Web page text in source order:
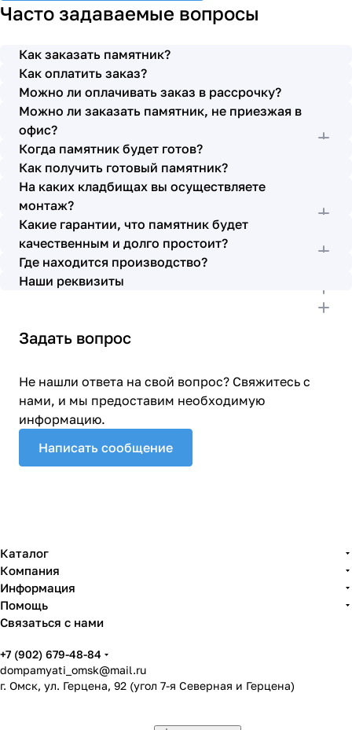
без нареканий с нашей стороны, все наши
просьбы учтены. В первое наше обращение мы
бригада Головачёва Владимира. Поэтому и в этот
раз я поросила, если можно, то назначить эту же
бригаду. Мне пошли на встречу, спасибо. Ребята
работают спокойно, но в тоже время, соблюдая
всю технологию, работаю слаженно и
качественно. Я присутствовала при монтаже,
ребят это нисколько не смутило. Они, как и
Елена Николаевна, ответили на все мои вопросы,
которые возникли в процессе. Спасибо.
Выражаю благодарность от имени всей нашей
семьи за выполнение заказа в срок и
качественно. К руководству просьба по-
возможности премировать работников.
Часто задаваемые вопросы
Как заказать памятник?
Как оплатить заказ?
Можно ли оплачивать заказ в рассрочку?
Можно ли заказать памятник, не приезжая в
офис?
Когда памятник будет готов?
Как получить готовый памятник?
На каких кладбищах вы осуществляете
монтаж?
Какие гарантии, что памятник будет
качественным и долго простоит?
Где находится производство?
Наши реквизиты
Задать вопрос
Не нашли ответа на свой вопрос? Свяжитесь с
нами, и мы предоставим необходимую
информацию.
Написать сообщение
Каталог
Компания
Информация
Помощь
Связаться с нами
+7 (902) 679-48-84
dompamyati_omsk@mail.ru
г. Омск, ул. Герцена, 92 (угол 7-я Северная и Герцена)